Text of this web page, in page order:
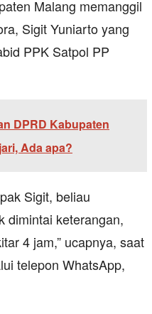
Malang memanggil
Sigit Yuniarto yang
PPK Satpol PP
DPRD Kabupaten
Ada apa?
Sigit, beliau
dimintai keterangan,
4 jam,” ucapnya, saat
telepon WhatsApp,